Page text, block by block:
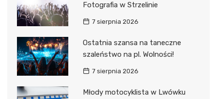
Fotografia w Strzelinie
7 sierpnia 2026
Ostatnia szansa na taneczne
szaleństwo na pl. Wolności!
7 sierpnia 2026
Młody motocyklista w Lwówku